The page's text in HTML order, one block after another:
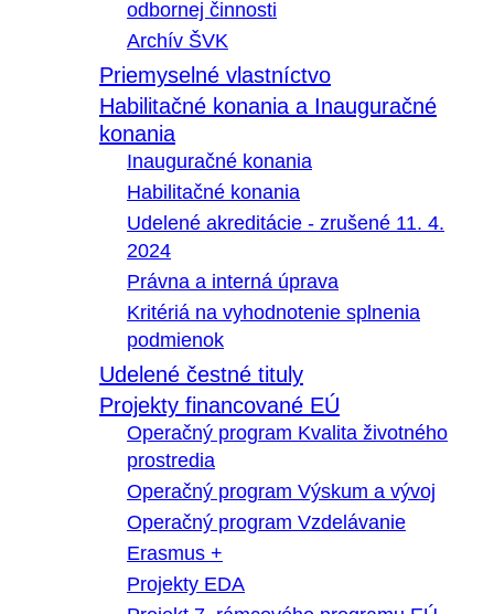
odbornej činnosti
Archív ŠVK
Priemyselné vlastníctvo
Habilitačné konania a Inauguračné
konania
Inauguračné konania
Habilitačné konania
Udelené akreditácie - zrušené 11. 4.
2024
Právna a interná úprava
Kritériá na vyhodnotenie splnenia
podmienok
Udelené čestné tituly
Projekty financované EÚ
Operačný program Kvalita životného
prostredia
Operačný program Výskum a vývoj
Operačný program Vzdelávanie
Erasmus +
Projekty EDA